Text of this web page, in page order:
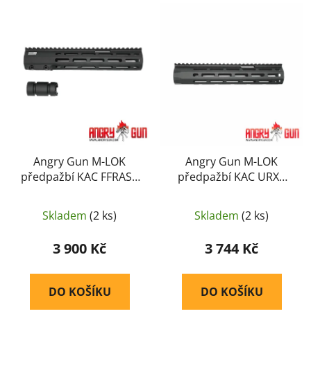
Angry Gun M-LOK
předpažbí KAC FFRAS5
– Černá
Skladem (2 ks)
3 900 Kč
DO KOŠÍKU
Angry Gun M-LOK
předpažbí KAC URX6
Černá
Skladem (2 ks)
3 744 Kč
DO KOŠÍKU